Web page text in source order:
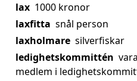
lax 1000 kronor
laxfitta snål person
laxholmare silverfiskar
ledighetskommittén
medlem i